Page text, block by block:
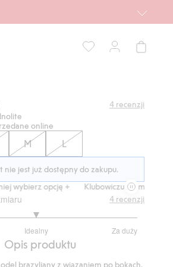
ocena: 4 recenzji
online
M L
nie jest już dostępny do zakupu.
opcję + Klubowiczu darmowa
Idealny Za duży
4 recenzji
Opis produktu
brazyliany z wiązaniem po bokach.